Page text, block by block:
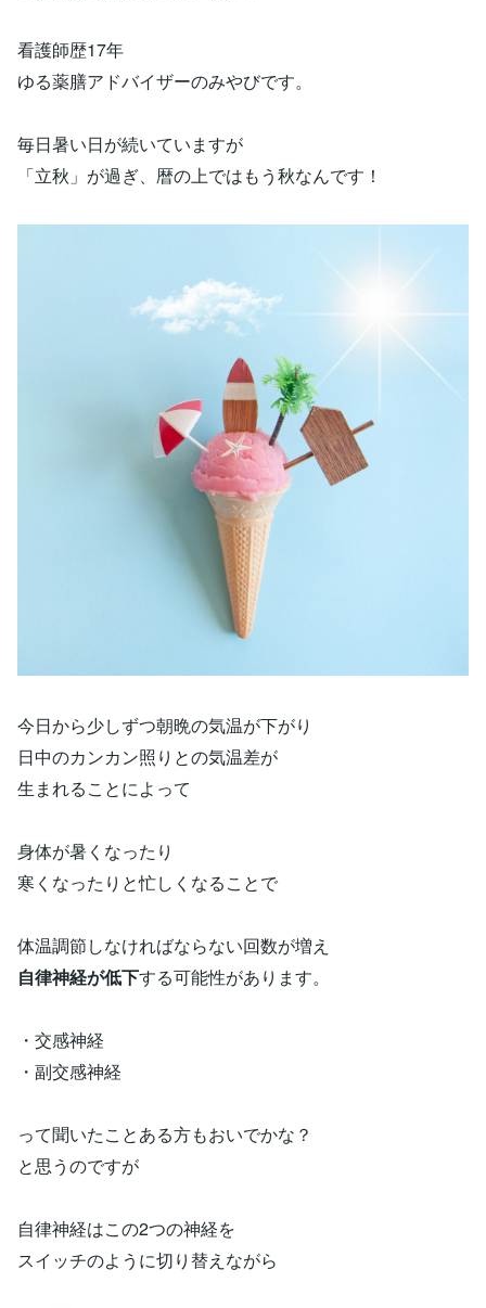
看護師歴17年
ゆる薬膳アドバイザーのみやびです。
毎日暑い日が続いていますが
「立秋」が過ぎ、暦の上ではもう秋なんです！
今日から少しずつ朝晩の気温が下がり
日中のカンカン照りとの気温差が
生まれることによって
身体が暑くなったり
寒くなったりと忙しくなることで
体温調節しなければならない回数が増え
自律神経が低下する可能性があります。
・交感神経
・副交感神経
って聞いたことある方もおいでかな？
と思うのですが
自律神経はこの2つの神経を
スイッチのように切り替えながら